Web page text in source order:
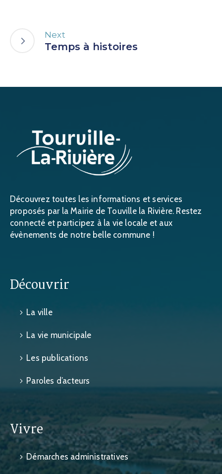
Next
Temps à histoires
Découvrez toutes les informations et services
proposés par la Mairie de Touville la Rivière. Restez
connecté et participez à la vie locale et aux
évènements de notre belle commune !
Découvrir
La ville
La vie municipale
Les publications
Paroles d’acteurs
Vivre
Démarches administratives